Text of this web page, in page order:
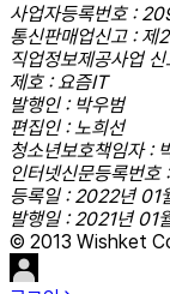
사업자등록번호 :
통신판매업신고 :
직업정보제공사업
제호 : 요즘IT
발행인 : 박우범
편집인 : 노희선
청소년보호책임자 :
인터넷신문등록번
등록일 : 2022년 01
발행일 : 2021년 01
© 2013 Wishket